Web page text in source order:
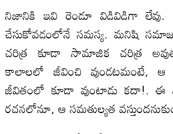
నిజానికి ఇవి రెండూ విడివిడిగా లేవు.
చేసుకోవడంలోనే సమస్య. మనిషి
చరిత్ర కూడా సామాజిక చరిత్ర
కాలాలలో జీవించి వుండటమంటే, ఆ
జీవితంలో కూడా వుంటాడు కదా!. ఈ
రచనలోనూ, ఆ సమతుల్యత